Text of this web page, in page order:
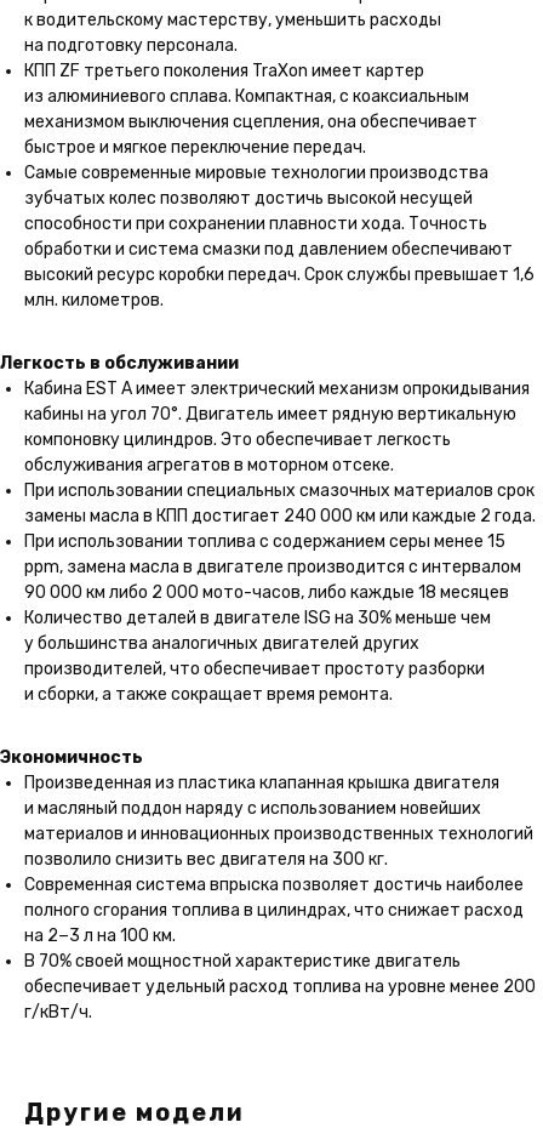
к водительскому мастерству, уменьшить расходы
на подготовку персонала.
КПП ZF третьего поколения TraXon имеет картер
из алюминиевого сплава. Компактная, с коаксиальным
механизмом выключения сцепления, она обеспечивает
быстрое и мягкое переключение передач.
Самые современные мировые технологии производства
зубчатых колес позволяют достичь высокой несущей
способности при сохранении плавности хода. Точность
обработки и система смазки под давлением обеспечивают
высокий ресурс коробки передач. Срок службы превышает 1,6
млн. километров.
Легкость в обслуживании
Кабина EST A имеет электрический механизм опрокидывания
кабины на угол 70°. Двигатель имеет рядную вертикальную
компоновку цилиндров. Это обеспечивает легкость
обслуживания агрегатов в моторном отсеке.
При использовании специальных смазочных материалов срок
замены масла в КПП достигает 240 000 км или каждые 2 года.
При использовании топлива с содержанием серы менее 15
ppm, замена масла в двигателе производится с интервалом
90 000 км либо 2 000 мото-часов, либо каждые 18 месяцев
Количество деталей в двигателе ISG на 30% меньше чем
у большинства аналогичных двигателей других
производителей, что обеспечивает простоту разборки
и сборки, а также сокращает время ремонта.
Экономичность
Произведенная из пластика клапанная крышка двигателя
и масляный поддон наряду с использованием новейших
материалов и инновационных производственных технологий
позволило снизить вес двигателя на 300 кг.
Современная система впрыска позволяет достичь наиболее
полного сгорания топлива в цилиндрах, что снижает расход
на 2−3 л на 100 км.
В 70% своей мощностной характеристике двигатель
обеспечивает удельный расход топлива на уровне менее 200
г/кВт/ч.
Другие модели